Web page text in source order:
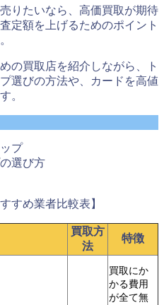
りたいなら、高価買取が期待
定額を上げるためのポイント
の買取店を紹介しながら、ト
選びの方法や、カードを高値
。
プ
選び方
すめ業者比較表】
買取方
法
特徴
買取にか
かる費用
が全て無